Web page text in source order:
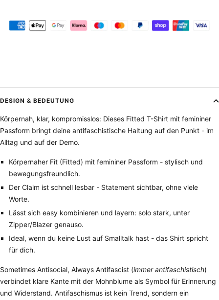
DESIGN & BEDEUTUNG
Körpernah, klar, kompromisslos: Dieses Fitted T-Shirt mit femininer
Passform bringt deine antifaschistische Haltung auf den Punkt - im
Alltag und auf der Demo.
Körpernaher Fit (Fitted) mit femininer Passform - stylisch und
bewegungsfreundlich.
Der Claim ist schnell lesbar - Statement sichtbar, ohne viele
Worte.
Lässt sich easy kombinieren und layern: solo stark, unter
Zipper/Blazer genauso.
Ideal, wenn du keine Lust auf Smalltalk hast - das Shirt spricht
für dich.
Sometimes Antisocial, Always Antifascist (immer antifaschistisch)
verbindet klare Kante mit der Mohnblume als Symbol für Erinnerung
und Widerstand. Antifaschismus ist kein Trend, sondern ein